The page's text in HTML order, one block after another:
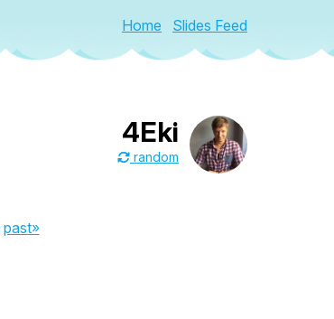
Home Slides Feed
4Eki
random
past»